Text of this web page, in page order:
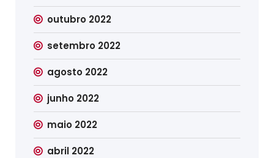
outubro 2022
setembro 2022
agosto 2022
junho 2022
maio 2022
abril 2022